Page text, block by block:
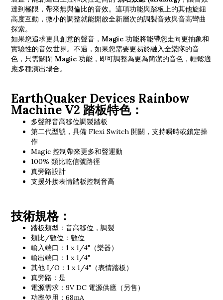
達到極限，帶來無與倫比的音效。這項功能與踏板上的其他旋鈕
高度互動，微小的調整就能開啟全新層次的調製音效與音高彎曲
探索。
如果您追求更具創意的聲音， Magic 功能將能帶您走向更抽象和
實驗性的音效世界。不過，如果您需要更易於融入全樂隊的音
色，只需關閉 Magic 功能，即可調整為更為簡潔的音色，輕鬆適
應多種演出場合。
EarthQuaker Devices Rainbow
Machine V2 踏板特色：
多聲部音高移位調製踏板
第二代型號，具備 Flexi Switch 開關，支持瞬時或鎖定操
作
Magic 控制帶來更多和聲運動
100% 類比乾信號路徑
真旁路設計
支援外接表情踏板控制音高
技術規格：
踏板類型：音高移位，調製
類比/數位：數位
輸入端口：1 x 1/4"（樂器）
輸出端口：1 x 1/4"
其他 I/O：1 x 1/4"（表情踏板）
真旁路：是
電源需求：9V DC 電源供應（另售）
功率使用：68mA